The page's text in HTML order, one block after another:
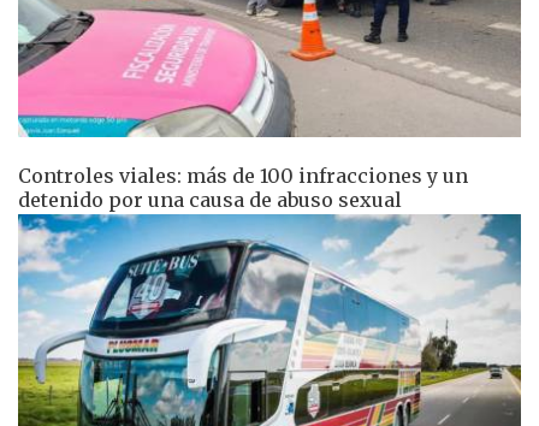
Controles viales: más de 100 infracciones y un
detenido por una causa de abuso sexual